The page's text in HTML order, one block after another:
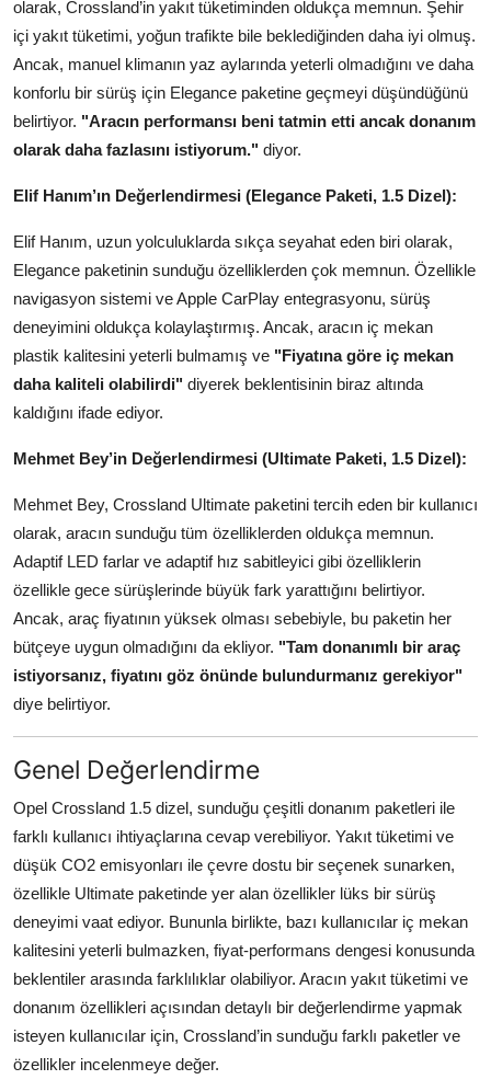
olarak, Crossland’in yakıt tüketiminden oldukça memnun. Şehir
içi yakıt tüketimi, yoğun trafikte bile beklediğinden daha iyi olmuş.
Ancak, manuel klimanın yaz aylarında yeterli olmadığını ve daha
konforlu bir sürüş için Elegance paketine geçmeyi düşündüğünü
belirtiyor. "Aracın performansı beni tatmin etti ancak donanım
olarak daha fazlasını istiyorum." diyor.
Elif Hanım’ın Değerlendirmesi (Elegance Paketi, 1.5 Dizel):
Elif Hanım, uzun yolculuklarda sıkça seyahat eden biri olarak,
Elegance paketinin sunduğu özelliklerden çok memnun. Özellikle
navigasyon sistemi ve Apple CarPlay entegrasyonu, sürüş
deneyimini oldukça kolaylaştırmış. Ancak, aracın iç mekan
plastik kalitesini yeterli bulmamış ve "Fiyatına göre iç mekan
daha kaliteli olabilirdi" diyerek beklentisinin biraz altında
kaldığını ifade ediyor.
Mehmet Bey’in Değerlendirmesi (Ultimate Paketi, 1.5 Dizel):
Mehmet Bey, Crossland Ultimate paketini tercih eden bir kullanıcı
olarak, aracın sunduğu tüm özelliklerden oldukça memnun.
Adaptif LED farlar ve adaptif hız sabitleyici gibi özelliklerin
özellikle gece sürüşlerinde büyük fark yarattığını belirtiyor.
Ancak, araç fiyatının yüksek olması sebebiyle, bu paketin her
bütçeye uygun olmadığını da ekliyor. "Tam donanımlı bir araç
istiyorsanız, fiyatını göz önünde bulundurmanız gerekiyor"
diye belirtiyor.
Genel Değerlendirme
Opel Crossland 1.5 dizel, sunduğu çeşitli donanım paketleri ile
farklı kullanıcı ihtiyaçlarına cevap verebiliyor. Yakıt tüketimi ve
düşük CO2 emisyonları ile çevre dostu bir seçenek sunarken,
özellikle Ultimate paketinde yer alan özellikler lüks bir sürüş
deneyimi vaat ediyor. Bununla birlikte, bazı kullanıcılar iç mekan
kalitesini yeterli bulmazken, fiyat-performans dengesi konusunda
beklentiler arasında farklılıklar olabiliyor. Aracın yakıt tüketimi ve
donanım özellikleri açısından detaylı bir değerlendirme yapmak
isteyen kullanıcılar için, Crossland’in sunduğu farklı paketler ve
özellikler incelenmeye değer.